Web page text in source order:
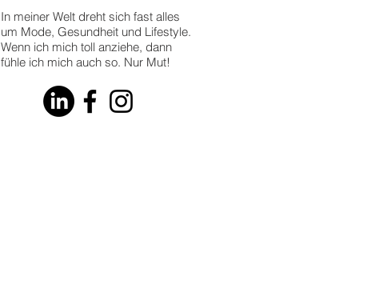
In meiner Welt dreht sich fast alles
um Mode, Gesundheit und Lifestyle.
Wenn ich mich toll anziehe, dann
fühle ich mich auch so. Nur Mut!